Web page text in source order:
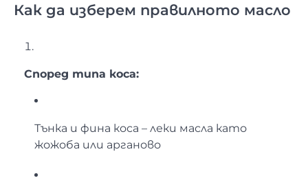
Как да изберем правилното масло
Според типа коса:
Тънка и фина коса – леки масла като
жожоба или арганово